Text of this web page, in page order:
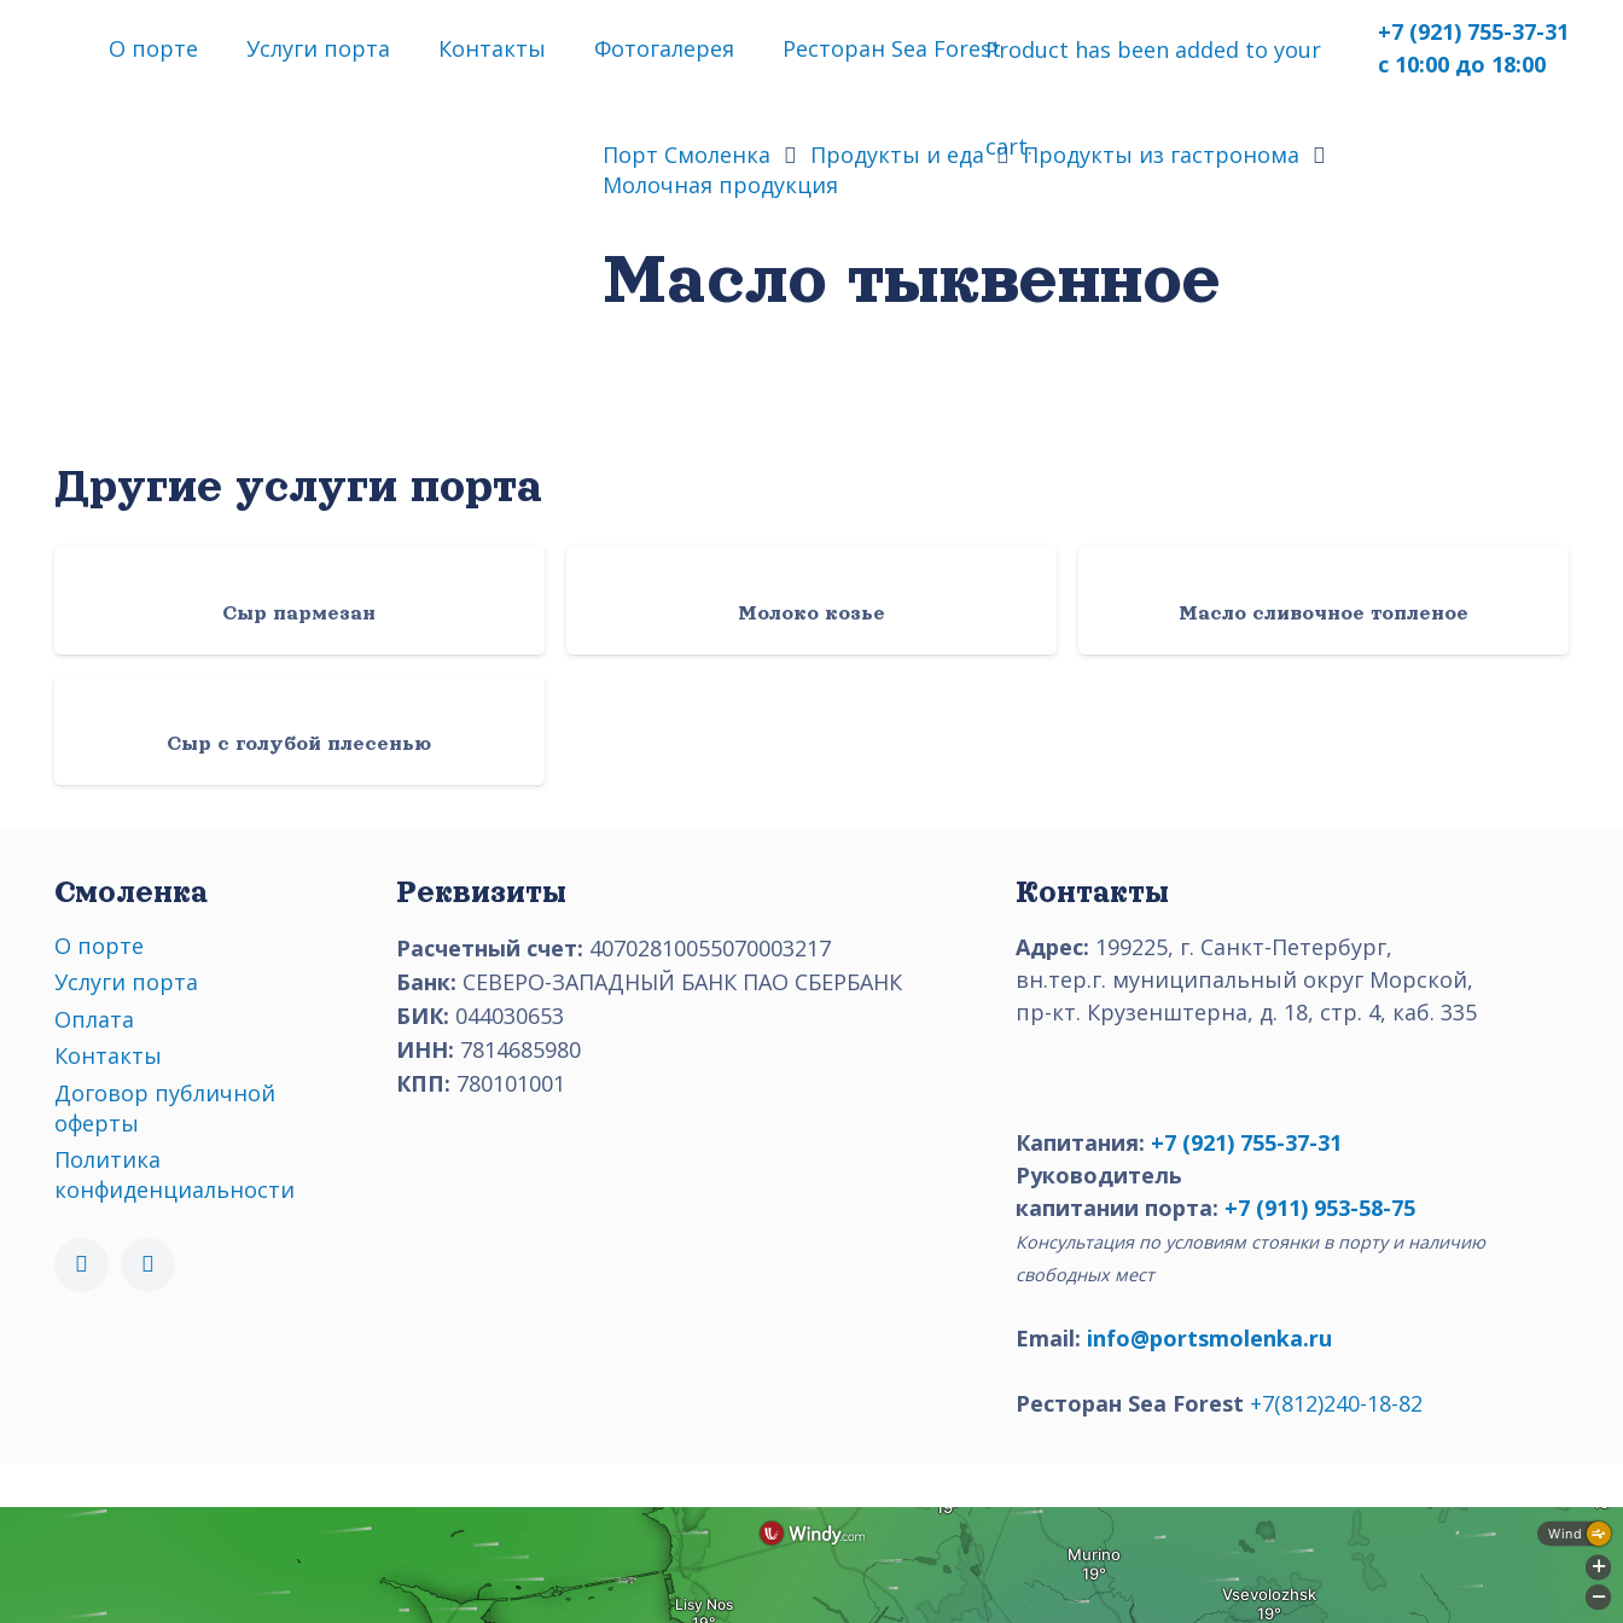
О порте Услуги порта Контакты Фотогалерея Ресторан Sea ForestProduct has been added to your
cart.
+7 (921) 755-37-31
с 10:00 до 18:00
Порт Смоленка Продукты и еда
Продукты из гастронома
Молочная продукция
Масло тыквенное
Другие услуги порта
Сыр пармезан Молоко козье Масло сливочное топленое
Сыр с голубой плесенью
Смоленка
О порте
Услуги порта
Оплата
Контакты
Договор публичной
оферты
Политика
конфиденциальности
Реквизиты
Расчетный счет: 40702810055070003217
Банк: СЕВЕРО-ЗАПАДНЫЙ БАНК ПАО СБЕРБАНК
БИК: 044030653
ИНН: 7814685980
КПП: 780101001
Контакты
Адрес: 199225, г. Санкт-Петербург,
вн.тер.г. муниципальный округ Морской,
пр-кт. Крузенштерна, д. 18, стр. 4, каб. 335
Капитания: +7 (921) 755-37-31
Руководитель
капитании порта: +7 (911) 953-58-75
Консультация по условиям стоянки в порту и наличию
свободных мест
Email: info@portsmolenka.ru
Ресторан Sea Forest +7(812)240-18-82